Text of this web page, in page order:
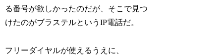
る番号が欲しかったのだが、そこで見つ
けたのがブラステルというIP電話だ。
フリーダイヤルが使えるうえに、